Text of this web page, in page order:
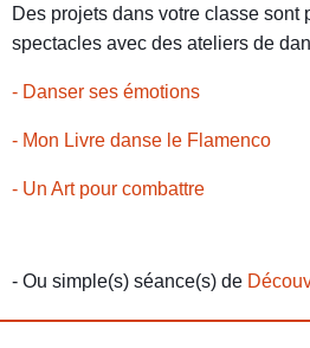
Des projets dans votre classe sont
spectacles avec des ateliers de
- Danser ses émotions
- Mon Livre danse le Flamenco
- Un Art pour combattre
- Ou simple(s) séance(s) de